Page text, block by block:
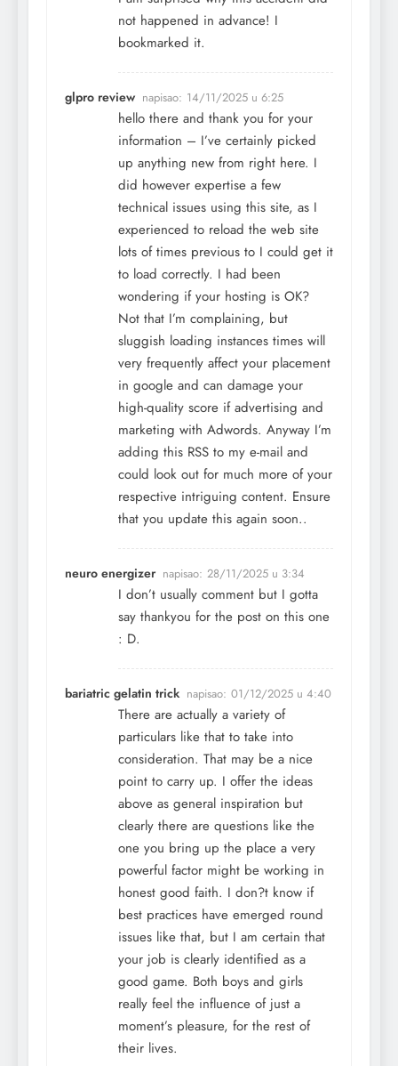
not happened in advance! I
bookmarked it.
glpro review napisao: 14/11/2025 u 6:25
hello there and thank you for your
information – I’ve certainly picked
up anything new from right here. I
did however expertise a few
technical issues using this site, as I
experienced to reload the web site
lots of times previous to I could get it
to load correctly. I had been
wondering if your hosting is OK?
Not that I’m complaining, but
sluggish loading instances times will
very frequently affect your placement
in google and can damage your
high-quality score if advertising and
marketing with Adwords. Anyway I’m
adding this RSS to my e-mail and
could look out for much more of your
respective intriguing content. Ensure
that you update this again soon..
neuro energizer napisao: 28/11/2025 u 3:34
I don’t usually comment but I gotta
say thankyou for the post on this one
: D.
bariatric gelatin trick napisao: 01/12/2025 u 4:40
There are actually a variety of
particulars like that to take into
consideration. That may be a nice
point to carry up. I offer the ideas
above as general inspiration but
clearly there are questions like the
one you bring up the place a very
powerful factor might be working in
honest good faith. I don?t know if
best practices have emerged round
issues like that, but I am certain that
your job is clearly identified as a
good game. Both boys and girls
really feel the influence of just a
moment’s pleasure, for the rest of
their lives.